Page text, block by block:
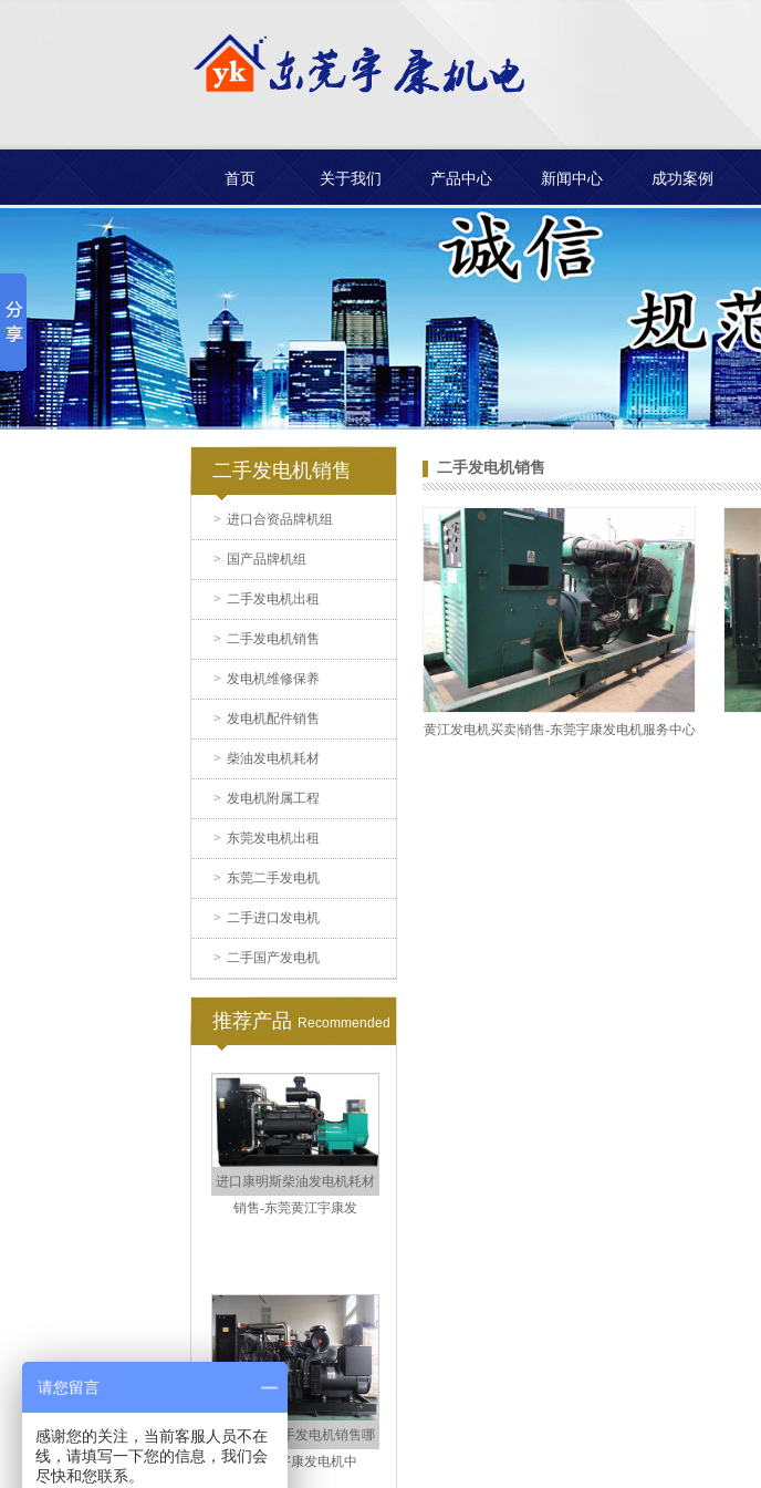
首页 关于我们 产品中心 新闻中心 成功案例
产品应用
二手发电机销售
Contact
> 进口合资品牌机组
> 国产品牌机组
> 二手发电机出租
> 二手发电机销售
> 发电机维修保养
> 发电机配件销售
> 柴油发电机耗材
> 发电机附属工程
> 东莞发电机出租
> 东莞二手发电机
> 二手进口发电机
> 二手国产发电机
推荐产品 Recommended
长安二手发电机出租
东莞长安发电机出租
东莞樟木头发电机出租
进口柴油发电机哪个品牌好-
东莞黄江宇康
二手发电机销售
黄江发电机买卖|销售-东莞宇康发电机服务中心
请您留言
感谢您的关注，当前客服人员不在
线，请填写一下您的信息，我们会
尽快和您联系。